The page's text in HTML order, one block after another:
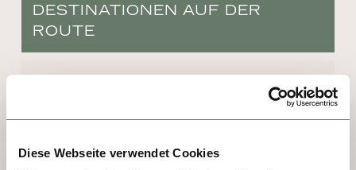
Diese Webseite verwendet Cookies
DESTINATIONEN AUF DER
ROUTE
Sie ist Wahrzeichen der Stadt und das